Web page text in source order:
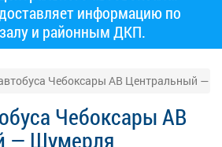
информацию по
и районным ДКП.
Чебоксары АВ Центральный —
Чебоксары АВ
— Шумерля